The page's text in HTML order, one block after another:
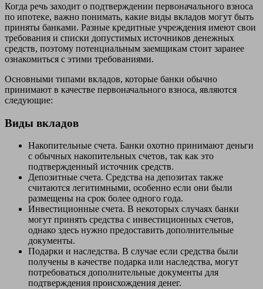
Когда речь заходит о подтверждении первоначального взноса
по ипотеке, важно понимать, какие виды вкладов могут быть
приняты банками. Разные кредитные учреждения имеют свои
требования и списки допустимых источников денежных
средств, поэтому потенциальным заемщикам стоит заранее
ознакомиться с этими требованиями.
Основными типами вкладов, которые банки обычно
принимают в качестве первоначального взноса, являются
следующие:
Виды вкладов
Накопительные счета. Банки охотно принимают деньги
с обычных накопительных счетов, так как это
подтвержденный источник средств.
Депозитные счета. Средства на депозитах также
считаются легитимными, особенно если они были
размещены на срок более одного года.
Инвестиционные счета. В некоторых случаях банки
могут принять средства с инвестиционных счетов,
однако здесь нужно предоставить дополнительные
документы.
Подарки и наследства. В случае если средства были
получены в качестве подарка или наследства, могут
потребоваться дополнительные документы для
подтверждения происхождения денег.